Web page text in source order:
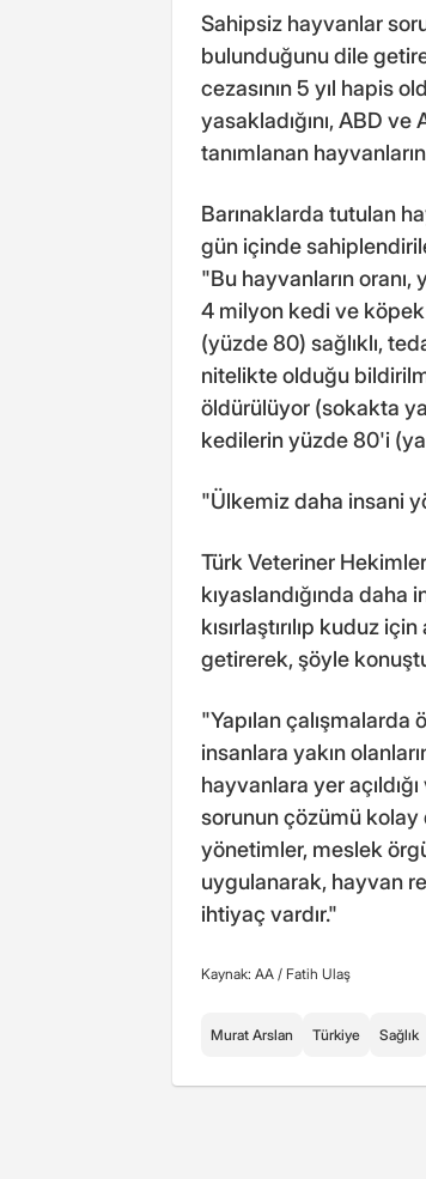
Sahipsiz hayvanlar
bulunduğunu dile
cezasının 5 yıl hapis
yasakladığını, ABD
tanımlanan
Barınaklarda tutulan
gün içinde
"Bu hayvanların
4 milyon kedi ve
(yüzde 80) sağlıklı,
nitelikte olduğu
öldürülüyor (sokakta
kedilerin yüzde 80'i
"Ülkemiz daha insani
Türk Veteriner
kıyaslandığında daha
kısırlaştırılıp kuduz
getirerek, şöyle
"Yapılan
insanlara yakın
hayvanlara yer
sorunun çözümü
yönetimler, meslek
uygulanarak, hayvan
ihtiyaç vardır."
Kaynak: AA / Fatih Ulaş
Murat Arslan Türkiye Sağlık